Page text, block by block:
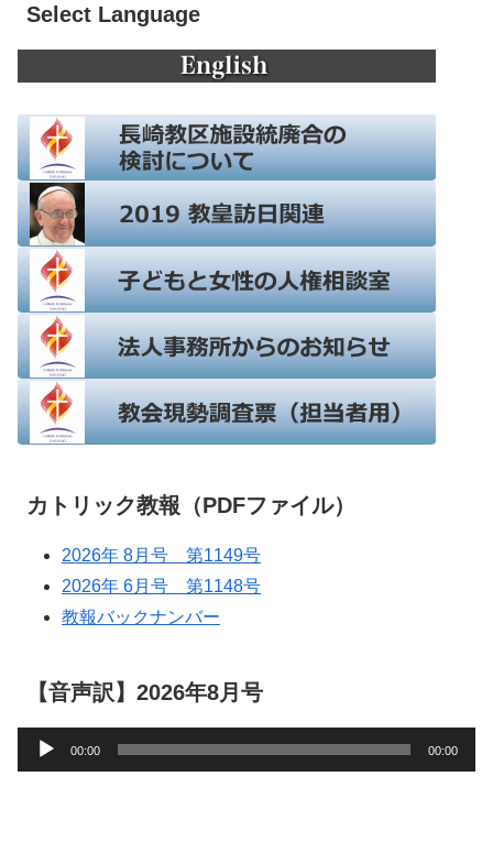
Select Language
カトリック教報（PDFファイル）
2026年 8月号 第1149号
2026年 6月号 第1148号
教報バックナンバー
【音声訳】2026年8月号
声
00:00 00:00